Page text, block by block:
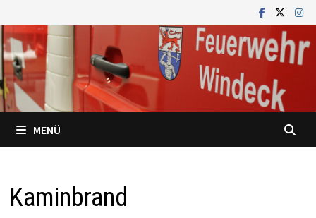
Inhalt
springen
MENÜ
Kaminbrand